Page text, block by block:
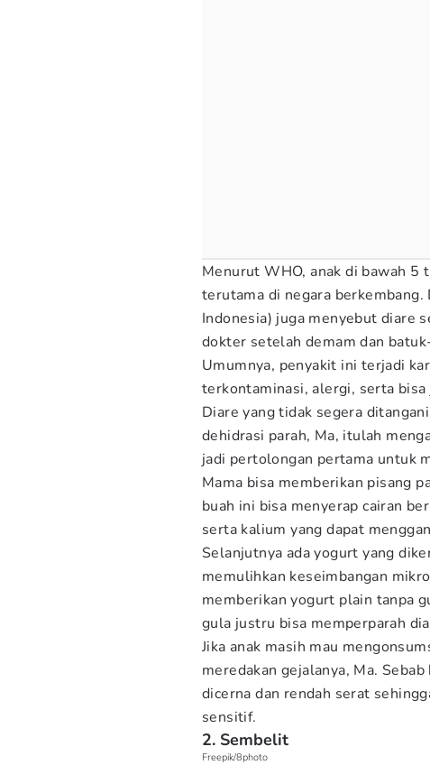
Menurut WHO, anak di bawah
terutama di negara
Indonesia) juga menyebut diare
dokter setelah demam dan
Umumnya, penyakit ini terjadi
terkontaminasi, alergi, serta
Diare yang tidak segera
dehidrasi parah, Ma, itulah
jadi pertolongan pertama untuk
Mama bisa memberikan pisang
buah ini bisa menyerap cairan
serta kalium yang dapat
Selanjutnya ada yogurt yang
memulihkan keseimbangan
memberikan yogurt plain tanpa
gula justru bisa memperparah
Jika anak masih mau
meredakan gejalanya, Ma.
dicerna dan rendah serat
sensitif.
2. Sembelit
Freepik/8photo